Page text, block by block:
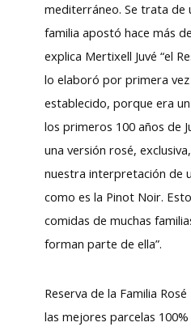
mediterráneo. Se trata de
familia apostó hace más
explica Mertixell Juvé “el
lo elaboró por primera
establecido, porque era
los primeros 100 años de
una versión rosé,
nuestra interpretación de
como es la Pinot Noir.
comidas de muchas
forman parte de ella”.
Reserva de la Familia
las mejores parcelas